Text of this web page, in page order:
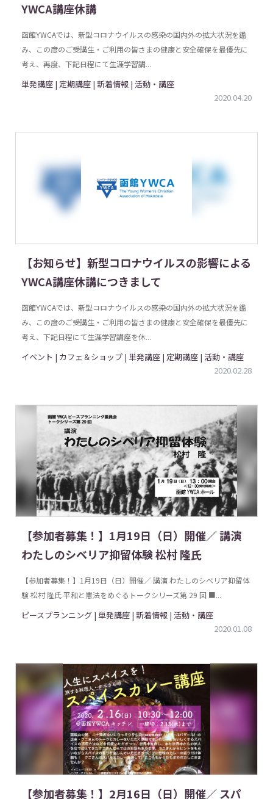
YWCA講座休講
函館YWCAでは、新型コロナウイルスの感染の国内外の拡大状況を鑑
み、この度のご受講生・ご利用の皆さまの健康と安全確保を最優先に
考え、再度、下記日程にて生涯学習講...
単発講座 | 定期講座 | 新着情報 | 活動・講座
2020.04.20
【お知らせ】新型コロナウイルスの影響による
YWCA講座休講につきまして
函館YWCAでは、新型コロナウイルスの感染の国内外の拡大状況を鑑
み、この度のご受講生・ご利用の皆さまの健康と安全確保を最優先に
考え、下記日程にて生涯学習講座を休...
イベント | カフェ＆ショップ | 単発講座 | 定期講座 | 活動・講座
2020.02.28
【参加者募集！】1月19日（日）開催／ 講演
わたしのシベリア抑留体験 松村 隆氏
【参加者募集！】1月19日（日）開催／ 講演 わたしのシベリア抑留体
験 松村 隆氏 平和と憲法をめぐるトークシリーズ第 29 回 ■...
ピースプランニング | 単発講座 | 新着情報 | 活動・講座
2020.01.08
【参加者募集！】2月16日（日）開催／ スパ